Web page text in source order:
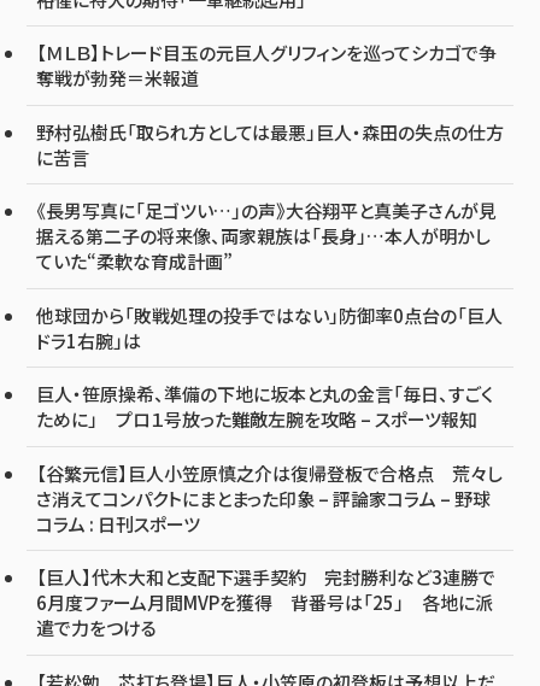
【ＭＬＢ】トレード目玉の元巨人グリフィンを巡ってシカゴで争
奪戦が勃発＝米報道
野村弘樹氏「取られ方としては最悪」巨人・森田の失点の仕方
に苦言
《長男写真に「足ゴツい…」の声》大谷翔平と真美子さんが見
据える第二子の将来像、両家親族は「長身」…本人が明かし
ていた“柔軟な育成計画”
他球団から「敗戦処理の投手ではない」防御率0点台の「巨人
ドラ1右腕」は
巨人・笹原操希、準備の下地に坂本と丸の金言「毎日、すごく
ために」 プロ１号放った難敵左腕を攻略 – スポーツ報知
【谷繁元信】巨人小笠原慎之介は復帰登板で合格点 荒々し
さ消えてコンパクトにまとまった印象 – 評論家コラム – 野球
コラム : 日刊スポーツ
【巨人】代木大和と支配下選手契約 完封勝利など3連勝で
6月度ファーム月間MVPを獲得 背番号は「25」 各地に派
遣で力をつける